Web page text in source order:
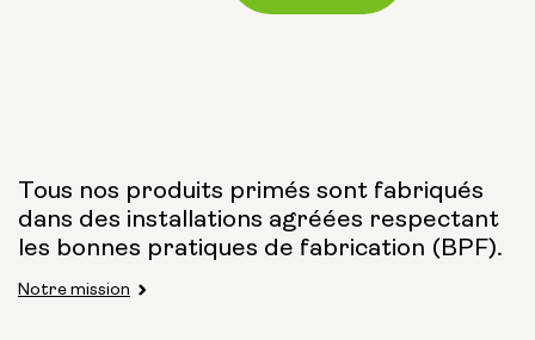
Tous nos produits primés sont fabriqués
dans des installations agréées respectant
les bonnes pratiques de fabrication (BPF).
Notre mission